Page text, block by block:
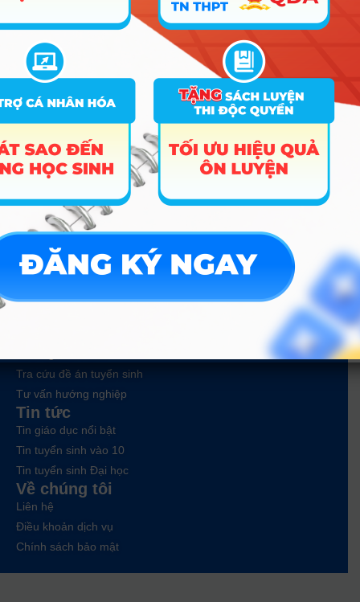
A00; A01;
D01; X06
Hướng nghiệp
ĐĂNG KÝ NGAY
Tra cứu đề án tuyển sinh
Tư vấn hướng nghiệp
Tin tức
Tin giáo dục nổi bật
Tin tuyển sinh vào 10
Tin tuyển sinh Đại học
Về chúng tôi
Liên hệ
Điều khoản dịch vụ
Chính sách bảo mật